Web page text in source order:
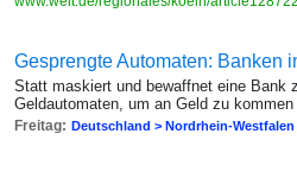
Gesprengte Automaten: Banken
Statt maskiert und bewaffnet eine Bank
Geldautomaten, um an Geld zu
Freitag: Deutschland > Nordrhein-Westfalen